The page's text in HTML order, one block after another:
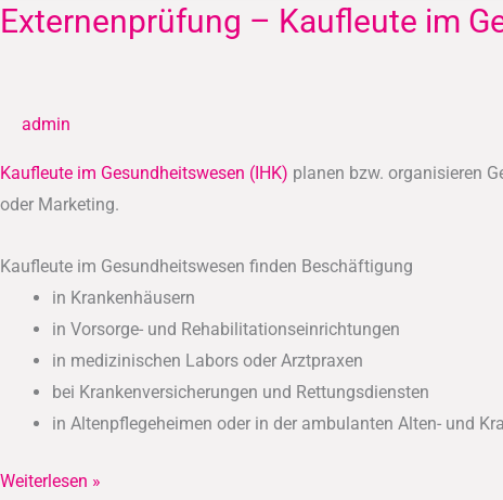
Externenprüfung – Kaufleute im
admin
Kaufleute im Gesundheitswesen (IHK) planen bzw. organisieren
oder Marketing.
Kaufleute im Gesundheitswesen finden Beschäftigung
in Krankenhäusern
in Vorsorge- und Rehabilitationseinrichtungen
in medizinischen Labors oder Arztpraxen
bei Krankenversicherungen und Rettungsdiensten
in Altenpflegeheimen oder in der ambulanten Alten- und
Externenprüfung
(IHK)
Weiterlesen »